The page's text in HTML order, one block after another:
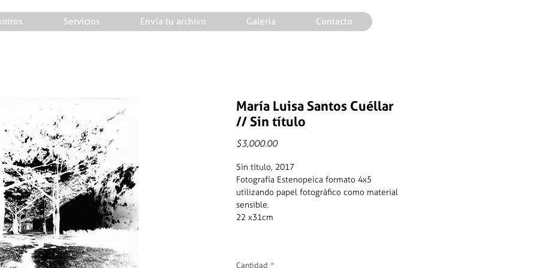
Servicios Envía tu archivo Galería Contacto
María Luisa Santos Cuéllar
// Sin título
$3,000.00Precio
Sin título, 2017
Fotografía Estenopeica formato 4x5
utilizando papel fotográfico como material
sensible.
22 x31cm
Cantidad *